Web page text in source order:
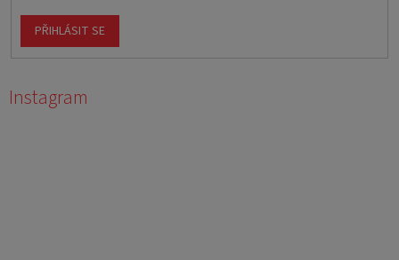
PŘIHLÁSIT SE
Instagram